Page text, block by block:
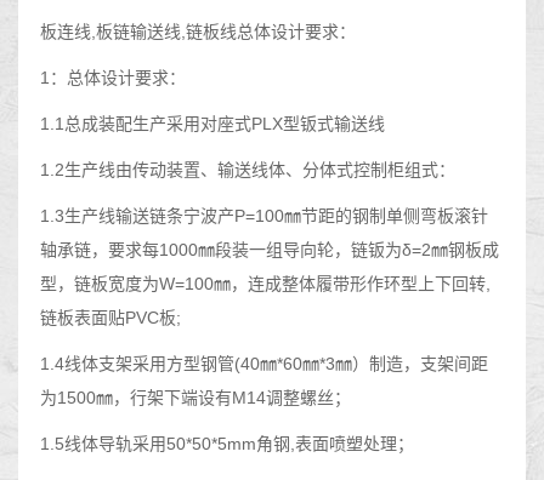
板连线,板链输送线,链板线总体设计要求：
1：总体设计要求：
1.1总成装配生产采用对座式PLX型钣式输送线
1.2生产线由传动装置、输送线体、分体式控制柜组式：
1.3生产线输送链条宁波产P=100㎜节距的钢制单侧弯板滚针
轴承链，要求每1000㎜段装一组导向轮，链钣为δ=2㎜钢板成
型，链板宽度为W=100㎜，连成整体履带形作环型上下回转,
链板表面贴PVC板;
1.4线体支架采用方型钢管(40㎜*60㎜*3㎜）制造，支架间距
为1500㎜，行架下端设有M14调整螺丝；
1.5线体导轨采用50*50*5mm角钢,表面喷塑处理；